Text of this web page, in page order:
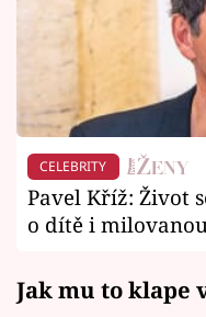
CELEBRITY
Pavel Kříž: Život
o dítě i
Jak mu to klape